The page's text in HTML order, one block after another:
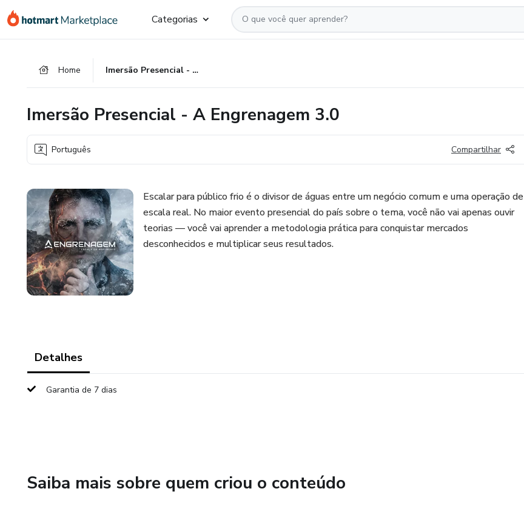
para
para
para
Categorias
Home Imersão Presencial - A Engrenagem 3.0
Imersão Presencial - A Engrenagem 3.0
Português Compartilhar
Escalar para público frio é o divisor de águas entre um negócio comum e uma operação de
escala real. No maior evento presencial do país sobre o tema, você não vai apenas ouvir
teorias — você vai aprender a metodologia prática para conquistar mercados
desconhecidos e multiplicar seus resultados.
Detalhes
Garantia de 7 dias
Saiba mais sobre quem criou o conteúdo